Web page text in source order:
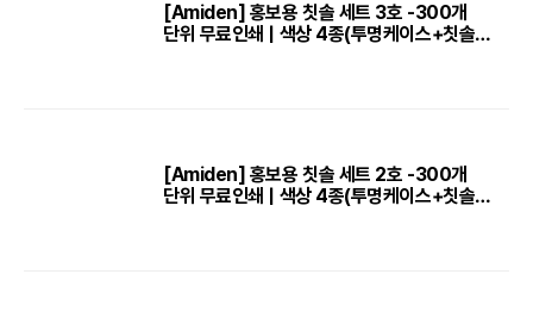
[Amiden] 홍보용 칫솔 세트 3호 -300개
단위 무료인쇄 | 색상 4종(투명케이스+칫솔
[Amiden] 홍보용 칫솔 세트 2호 -300개
단위 무료인쇄 | 색상 4종(투명케이스+칫솔